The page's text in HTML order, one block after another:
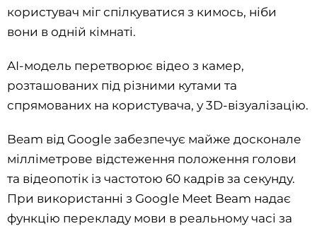
користувач міг спілкуватися з кимось, ніби
вони в одній кімнаті.
AI-модель перетворює відео з камер,
розташованих під різними кутами та
спрямованих на користувача, у 3D-візуалізацію.
Beam від Google забезпечує майже досконале
мілліметрове відстеження положення голови
та відеопотік із частотою 60 кадрів за секунду.
При використанні з Google Meet Beam надає
функцію перекладу мови в реальному часі за